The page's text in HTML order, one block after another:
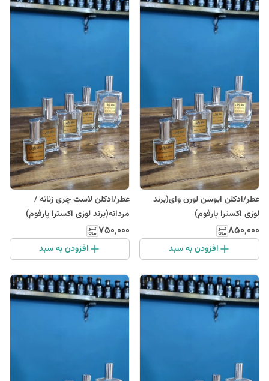
عطر/ادکلن ایوسن لورن وای(برند
لوزی اکسترا پارفوم)
۸۵۰٬۰۰۰
افزودن به سبد
عطر/ادکلن لاست چری زنانه /
مردانه(برند لوزی اکسترا پارفوم)
۷۵۰٬۰۰۰
افزودن به سبد